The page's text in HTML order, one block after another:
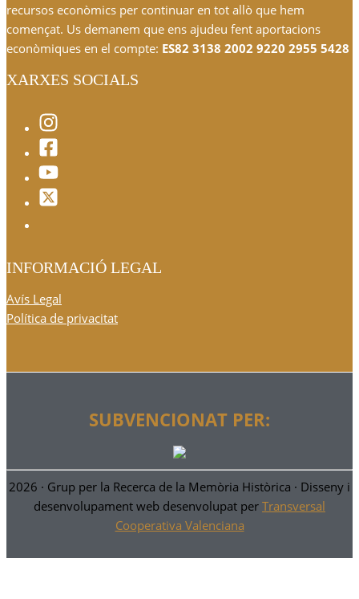
recursos econòmics per continuar en tot allò que hem
començat. Us demanem que ens ajudeu fent aportacions
econòmiques en el compte: ES82 3138 2002 9220 2955 5428
XARXES SOCIALS
INFORMACIÓ LEGAL
Avís Legal
Política de privacitat
SUBVENCIONAT PER:
2026 · Grup per la Recerca de la Memòria Històrica · Disseny i
desenvolupament web desenvolupat per Transversal
Cooperativa Valenciana